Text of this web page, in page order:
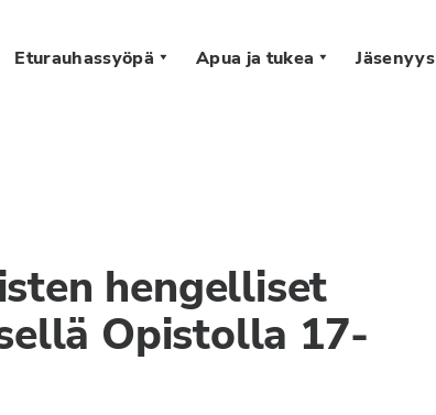
Eturauhassyöpä Apua ja tukea Jäsenyys
hengelliset
Opistolla 17-